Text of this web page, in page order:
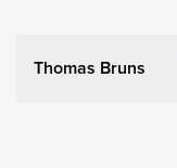
Thomas Bruns